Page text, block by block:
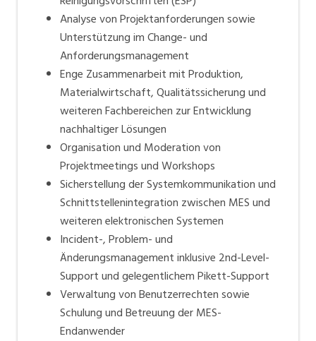
Analyse von Projektanforderungen sowie
Unterstützung im Change- und
Anforderungsmanagement
Enge Zusammenarbeit mit Produktion,
Materialwirtschaft, Qualitätssicherung und
weiteren Fachbereichen zur Entwicklung
nachhaltiger Lösungen
Organisation und Moderation von
Projektmeetings und Workshops
Sicherstellung der Systemkommunikation und
Schnittstellenintegration zwischen MES und
weiteren elektronischen Systemen
Incident-, Problem- und
Änderungsmanagement inklusive 2nd-Level-
Support und gelegentlichem Pikett-Support
Verwaltung von Benutzerrechten sowie
Schulung und Betreuung der MES-
Endanwender